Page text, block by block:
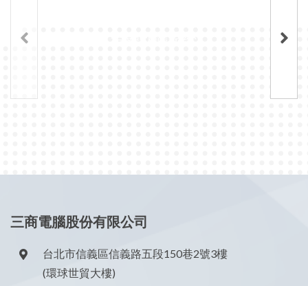
‹ ›
三商電腦股份有限公司
台北市信義區信義路五段150巷2號3樓
(環球世貿大樓)